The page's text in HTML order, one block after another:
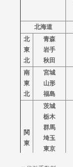
愛媛
高知
九
州
福岡
佐賀
長崎
熊本
大分
宮崎
鹿児島
沖縄
北海道
北
東
北
青森
岩手
秋田
南
東
北
宮城
山形
福島
関
東
茨城
栃木
群馬
埼玉
東京